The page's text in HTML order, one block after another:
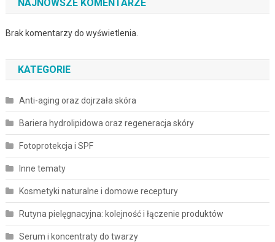
NAJNOWSZE KOMENTARZE
Brak komentarzy do wyświetlenia.
KATEGORIE
Anti-aging oraz dojrzała skóra
Bariera hydrolipidowa oraz regeneracja skóry
Fotoprotekcja i SPF
Inne tematy
Kosmetyki naturalne i domowe receptury
Rutyna pielęgnacyjna: kolejność i łączenie produktów
Serum i koncentraty do twarzy